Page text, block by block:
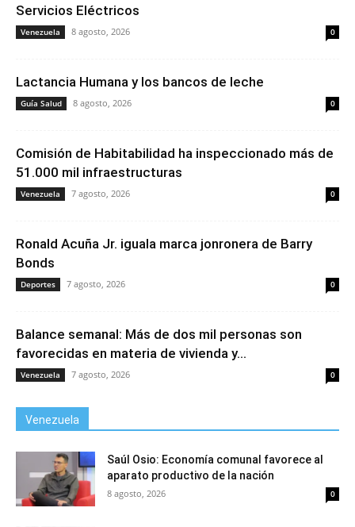
Servicios Eléctricos
Venezuela 8 agosto, 2026 0
Lactancia Humana y los bancos de leche
Guía Salud 8 agosto, 2026 0
Comisión de Habitabilidad ha inspeccionado más de
51.000 mil infraestructuras
Venezuela 7 agosto, 2026 0
Ronald Acuña Jr. iguala marca jonronera de Barry
Bonds
Deportes 7 agosto, 2026 0
Balance semanal: Más de dos mil personas son
favorecidas en materia de vivienda y...
Venezuela 7 agosto, 2026 0
Venezuela
Saúl Osio: Economía comunal favorece al
aparato productivo de la nación
8 agosto, 2026 0